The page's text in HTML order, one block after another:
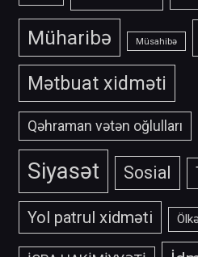
Müharibə Müsahibə
Mətbuat xidməti
Qəhraman vətən oğlulları
Siyasət Sosial
Yol patrul xidməti